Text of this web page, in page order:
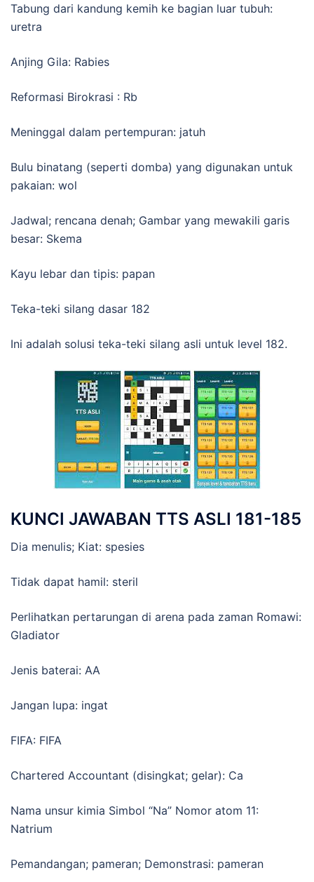
Tabung dari kandung kemih ke bagian luar tubuh:
uretra
Anjing Gila: Rabies
Reformasi Birokrasi : Rb
Meninggal dalam pertempuran: jatuh
Bulu binatang (seperti domba) yang digunakan untuk
pakaian: wol
Jadwal; rencana denah; Gambar yang mewakili garis
besar: Skema
Kayu lebar dan tipis: papan
Teka-teki silang dasar 182
Ini adalah solusi teka-teki silang asli untuk level 182.
KUNCI JAWABAN TTS ASLI 181-185
Dia menulis; Kiat: spesies
Tidak dapat hamil: steril
Perlihatkan pertarungan di arena pada zaman Romawi:
Gladiator
Jenis baterai: AA
Jangan lupa: ingat
FIFA: FIFA
Chartered Accountant (disingkat; gelar): Ca
Nama unsur kimia Simbol “Na” Nomor atom 11:
Natrium
Pemandangan; pameran; Demonstrasi: pameran